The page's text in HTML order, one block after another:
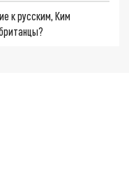
к русским, Ким